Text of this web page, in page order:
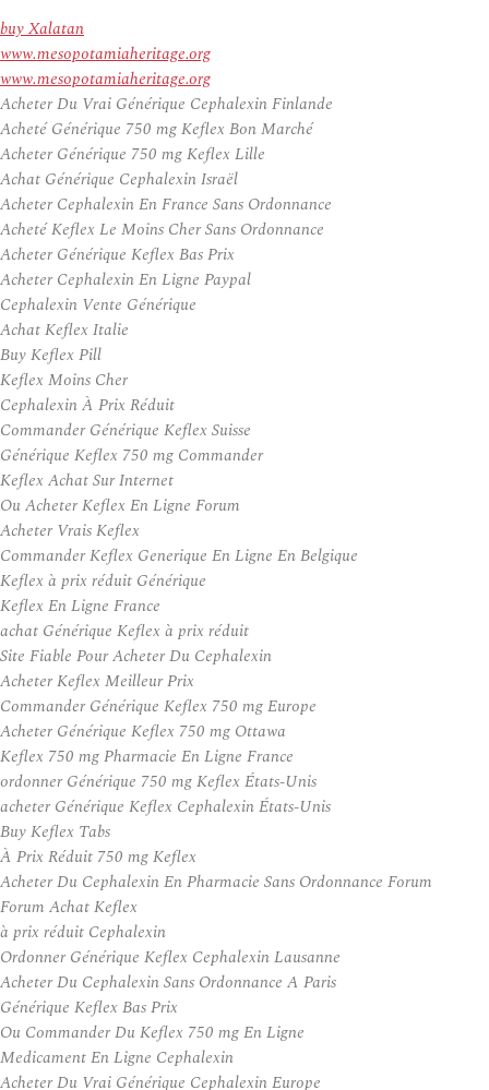
buy Xalatan
www.mesopotamiaheritage.org
www.mesopotamiaheritage.org
Acheter Du Vrai Générique Cephalexin Finlande
Acheté Générique 750 mg Keflex Bon Marché
Acheter Générique 750 mg Keflex Lille
Achat Générique Cephalexin Israël
Acheter Cephalexin En France Sans Ordonnance
Acheté Keflex Le Moins Cher Sans Ordonnance
Acheter Générique Keflex Bas Prix
Acheter Cephalexin En Ligne Paypal
Cephalexin Vente Générique
Achat Keflex Italie
Buy Keflex Pill
Keflex Moins Cher
Cephalexin À Prix Réduit
Commander Générique Keflex Suisse
Générique Keflex 750 mg Commander
Keflex Achat Sur Internet
Ou Acheter Keflex En Ligne Forum
Acheter Vrais Keflex
Commander Keflex Generique En Ligne En Belgique
Keflex à prix réduit Générique
Keflex En Ligne France
achat Générique Keflex à prix réduit
Site Fiable Pour Acheter Du Cephalexin
Acheter Keflex Meilleur Prix
Commander Générique Keflex 750 mg Europe
Acheter Générique Keflex 750 mg Ottawa
Keflex 750 mg Pharmacie En Ligne France
ordonner Générique 750 mg Keflex États-Unis
acheter Générique Keflex Cephalexin États-Unis
Buy Keflex Tabs
À Prix Réduit 750 mg Keflex
Acheter Du Cephalexin En Pharmacie Sans Ordonnance Forum
Forum Achat Keflex
à prix réduit Cephalexin
Ordonner Générique Keflex Cephalexin Lausanne
Acheter Du Cephalexin Sans Ordonnance A Paris
Générique Keflex Bas Prix
Ou Commander Du Keflex 750 mg En Ligne
Medicament En Ligne Cephalexin
Acheter Du Vrai Générique Cephalexin Europe